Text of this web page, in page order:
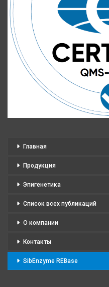
Главная
Продукция
Эпигенетика
Список всех публикаций
О компании
Контакты
SibEnzyme REBase